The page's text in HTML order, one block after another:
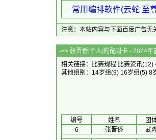
常用编排软件(云蛇 至
注意：本站内容与下面百度广告
-=> 张晋侨[个人]的配对
相关链接：
比赛规程 比赛资讯(12)
其他组别： 14岁组(9) 16岁组(5) 8
编号 姓名 团
6
张晋侨
武